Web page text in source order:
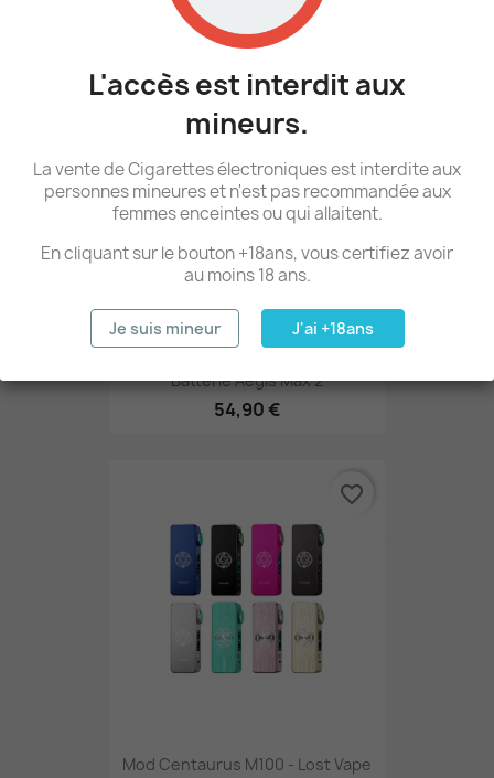
59,90 €
Batterie Aegis Max 2
54,90 €
RUPTURE DE STOCK
Mod Centaurus M100 - Lost Vape
favorite_border
L'accès est interdit aux
mineurs.
La vente de Cigarettes électroniques est interdite aux
personnes mineures et n'est pas recommandée aux
femmes enceintes ou qui allaitent.
En cliquant sur le bouton +18ans, vous certifiez avoir
au moins 18 ans.
Je suis mineur J'ai +18ans